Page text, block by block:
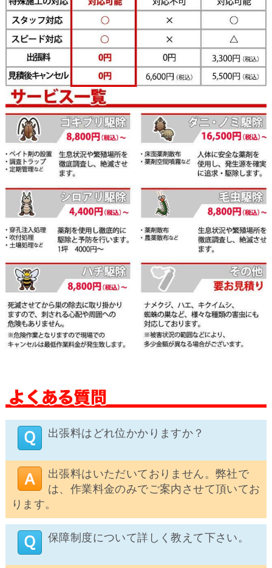
出張料はどれ位かかりますか？
出張料はいただいておりません。弊社で
は、作業料金のみでご案内させて頂いてお
ります。
保障制度について詳しく教えて下さい。